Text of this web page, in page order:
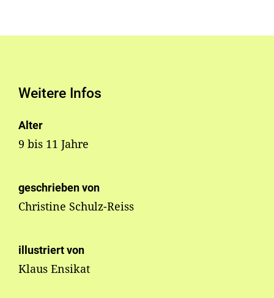
Weitere Infos
Alter
9 bis 11 Jahre
geschrieben von
Christine Schulz-Reiss
illustriert von
Klaus Ensikat